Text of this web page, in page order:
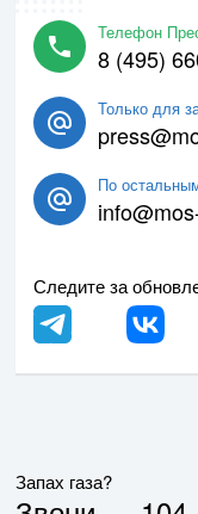
Телефон
8 (495)
Только для
По
Следите за
Запах газа?